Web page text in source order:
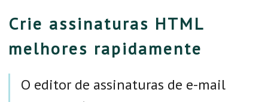
Crie assinaturas HTML
melhores rapidamente
O editor de assinaturas de e-mail